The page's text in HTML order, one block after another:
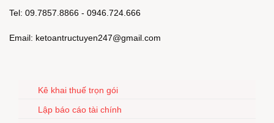
Tel: 09.7857.8866 - 0946.724.666
Email: ketoantructuyen247@gmail.com
Kê khai thuế trọn gói
Lập báo cáo tài chính